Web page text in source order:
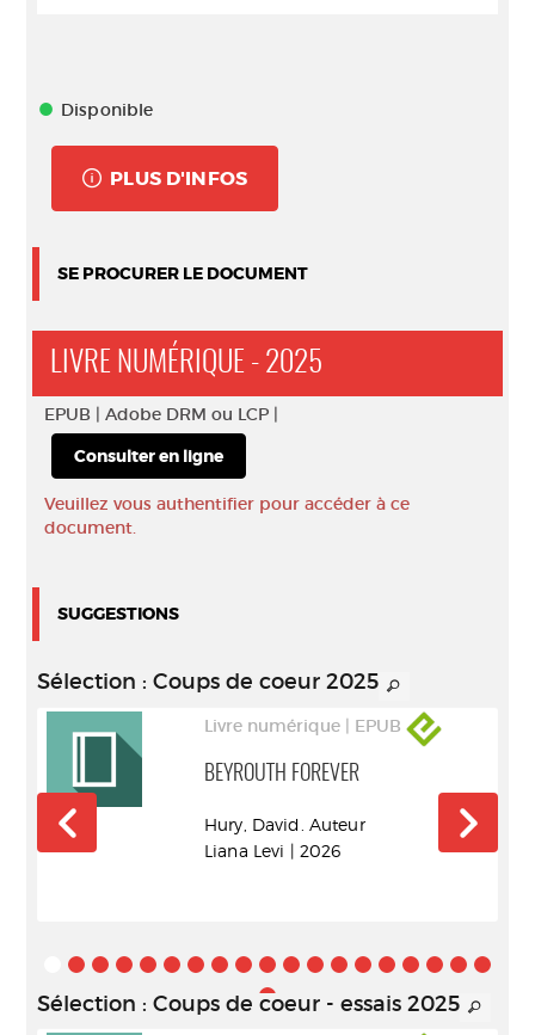
Disponible
PLUS D'INFOS
SE PROCURER LE DOCUMENT
LIVRE NUMÉRIQUE - 2025
EPUB | Adobe DRM ou LCP |
Consulter en ligne
Veuillez vous authentifier pour accéder à ce
document.
SUGGESTIONS
Sélection : Coups de coeur 2025
Livre numérique | EPUB
BEYROUTH FOREVER
Hury, David. Auteur
Liana Levi | 2026
Sélection : Coups de coeur - essais 2025